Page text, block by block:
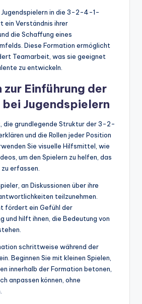
Jugendspielern in die 3-2-4-1-
ein Verständnis ihrer
die Schaffung eines
Diese Formation ermöglicht
Teamarbeit, was sie geeignet
zu entwickeln.
Einführung der
Jugendspielern
die grundlegende Struktur der 3-2-
und die Rollen jeder Position
Sie visuelle Hilfsmittel, wie
um den Spielern zu helfen, das
erfassen.
an Diskussionen über ihre
teilzunehmen.
fördert ein Gefühl der
und hilft ihnen, die Bedeutung von
schrittweise während der
Beginnen Sie mit kleinen Spielen,
innerhalb der Formation betonen,
anpassen können, ohne